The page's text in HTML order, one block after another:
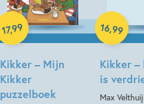
Kikker – Mijn
Kikker
puzzelboek
17,99
Hardcover
Kikker –
is
Max
16,99